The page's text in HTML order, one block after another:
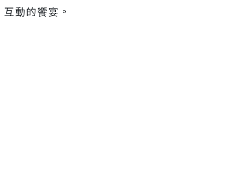
互動的饗宴。